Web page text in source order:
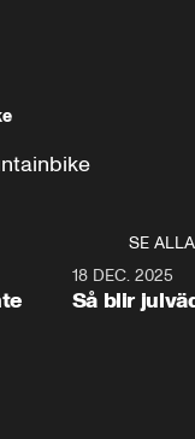
SE ALLA
18 DEC. 2025
Så blir